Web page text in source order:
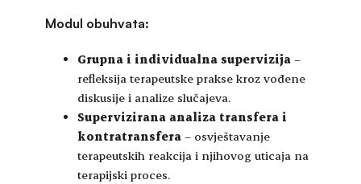
Modul obuhvata:
Grupna i individualna supervizija –
refleksija terapeutske prakse kroz vođene
diskusije i analize slučajeva.
Supervizirana analiza transfera i
kontratransfera – osvještavanje
terapeutskih reakcija i njihovog uticaja na
terapijski proces.